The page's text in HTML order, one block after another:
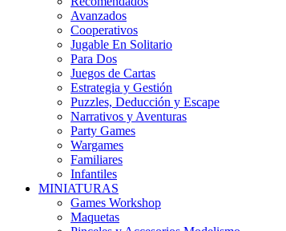
Avanzados
Cooperativos
Jugable En Solitario
Para Dos
Juegos de Cartas
Estrategia y Gestión
Puzzles, Deducción y Escape
Narrativos y Aventuras
Party Games
Wargames
Familiares
Infantiles
MINIATURAS
Games Workshop
Maquetas